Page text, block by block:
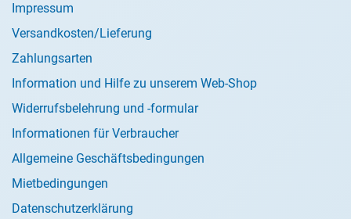
Impressum
Versandkosten/Lieferung
Zahlungsarten
Information und Hilfe zu unserem Web-Shop
Widerrufsbelehrung und -formular
Informationen für Verbraucher
Allgemeine Geschäftsbedingungen
Mietbedingungen
Datenschutzerklärung